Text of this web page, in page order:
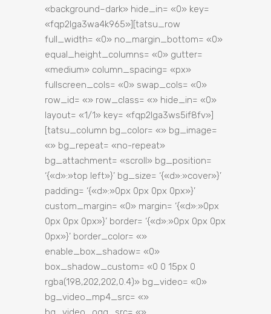
«background–dark» hide_in= «0» key=
«fqp2lga3wa4k965»][tatsu_row
full_width= «0» no_margin_bottom= «0»
equal_height_columns= «0» gutter=
«medium» column_spacing= «px»
fullscreen_cols= «0» swap_cols= «0»
row_id= «» row_class= «» hide_in= «0»
layout= «1/1» key= «fqp2lga3ws5if8fv»]
[tatsu_column bg_color= «» bg_image=
«» bg_repeat= «no-repeat»
bg_attachment= «scroll» bg_position=
‘{«d»:»top left»}’ bg_size= ‘{«d»:»cover»}’
padding= ‘{«d»:»0px 0px 0px 0px»}’
custom_margin= «0» margin= ‘{«d»:»0px
0px 0px 0px»}’ border= ‘{«d»:»0px 0px 0px
0px»}’ border_color= «»
enable_box_shadow= «0»
box_shadow_custom= «0 0 15px 0
rgba(198,202,202,0.4)» bg_video= «0»
bg_video_mp4_src= «»